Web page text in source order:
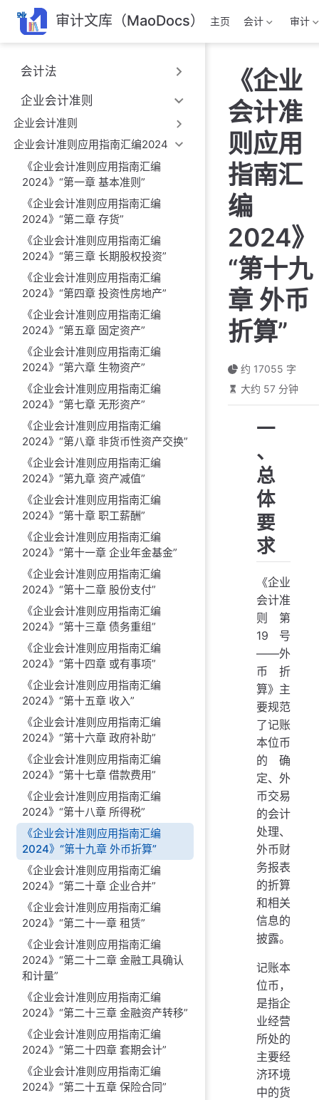
跳
至
主
內
容
审计文库（MaoDocs） 主页 会计 审计
会计法
企业会计准则
企业会计准则
企业会计准则应用指南汇编2024
《企业会计准则应用指南汇编
2024》“第一章 基本准则”
《企业会计准则应用指南汇编
2024》“第二章 存货”
《企业会计准则应用指南汇编
2024》“第三章 长期股权投资”
《企业会计准则应用指南汇编
2024》“第四章 投资性房地产”
《企业会计准则应用指南汇编
2024》“第五章 固定资产”
《企业会计准则应用指南汇编
2024》“第六章 生物资产”
《企业会计准则应用指南汇编
2024》“第七章 无形资产”
《企业会计准则应用指南汇编
2024》“第八章 非货币性资产交换”
《企业会计准则应用指南汇编
2024》“第九章 资产减值”
《企业会计准则应用指南汇编
2024》“第十章 职工薪酬”
《企业会计准则应用指南汇编
2024》“第十一章 企业年金基金”
《企业会计准则应用指南汇编
2024》“第十二章 股份支付”
《企业会计准则应用指南汇编
2024》“第十三章 债务重组”
《企业会计准则应用指南汇编
2024》“第十四章 或有事项”
《企业会计准则应用指南汇编
2024》“第十五章 收入”
《企业会计准则应用指南汇编
2024》“第十六章 政府补助”
《企业会计准则应用指南汇编
2024》“第十七章 借款费用”
《企业会计准则应用指南汇编
2024》“第十八章 所得税”
《企业会计准则应用指南汇编
2024》“第十九章 外币折算”
《企业会计准则应用指南汇编
2024》“第二十章 企业合并”
《企业会计准则应用指南汇编
2024》“第二十一章 租赁”
《企业会计准则应用指南汇编
2024》“第二十二章 金融工具确认
和计量”
《企业会计准则应用指南汇编
2024》“第二十三章 金融资产转移”
《企业会计准则应用指南汇编
2024》“第二十四章 套期会计”
《企业会计准则应用指南汇编
2024》“第二十五章 保险合同”
《企业
会计准
则应用
指南汇
编
2024》
“第十九
章 外币
折算”
约 17055 字
大约 57 分钟
一
、
总
体
要
求
《企业
会计准
则第
19号
——外
币折
算》主
要规范
了记账
本位币
的确
定、外
币交易
的会计
处理、
外币财
务报表
的折算
和相关
信息的
披露。
记账本
位币，
是指企
业经营
所处的
主要经
济环境
中的货